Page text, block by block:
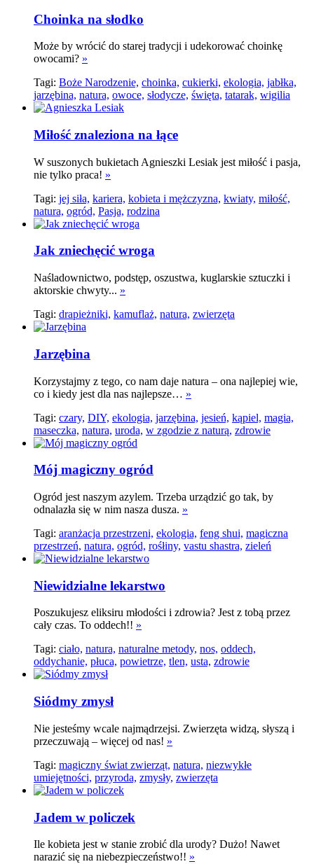
Choinka na słodko
Może by wrócić do starej tradycji i udekorować choinkę
owocami? »
Tagi: Boże Narodzenie, choinka, cukierki, ekologia, jabłka,
jarzębina, natura, owoce, słodycze, święta, tatarak, wigilia
Miłość znaleziona na łące
W suszonych bukietach Agnieszki Lesiak jest miłość i pasja,
nie tylko praca! »
Tagi: jej siła, kariera, kobieta i mężczyzna, kwiaty, miłość,
natura, ogród, Pasja, rodzina
Jak zniechęcić wroga
Naśladownictwo, podstęp, oszustwa, kuglarskie sztuczki i
aktorskie chwyty... »
Tagi: drapieżniki, kamuflaż, natura, zwierzęta
Jarzębina
Korzystajmy z tego, co nam daje natura – ona najlepiej wie,
co i kiedy jest dla nas najlepsze… »
Tagi: czary, DIY, ekologia, jarzębina, jesień, kąpiel, magia,
maseczka, natura, uroda, w zgodzie z naturą, zdrowie
Mój magiczny ogród
Ogród jest naszym azylem. Trzeba urządzić go tak, by
odnalazła się w nim nasza dusza. »
Tagi: aranżacja przestrzeni, ekologia, feng shui, magiczna
przestrzeń, natura, ogród, rośłiny, vastu shastra, zieleń
Niewidzialne lekarstwo
Poszukujesz eliksiru młodości i zdrowia? Jest z tobą przez
cały czas. To oddech!! »
Tagi: ciało, natura, naturalne metody, nos, oddech,
oddychanie, płuca, powietrze, tlen, usta, zdrowie
Siódmy zmysł
Nie jesteśmy wcale najmądrzejsi. Zwierzęta widzą, słyszą i
przeczuwają – więcej od nas! »
Tagi: magiczny świat zwierząt, natura, niezwykłe
umiejętności, przyroda, zmysły, zwierzęta
Jadem w policzek
Ile kobieta jest w stanie zrobić dla urody? Dużo! Nawet
narazić się na niebezpieczeństwo!! »